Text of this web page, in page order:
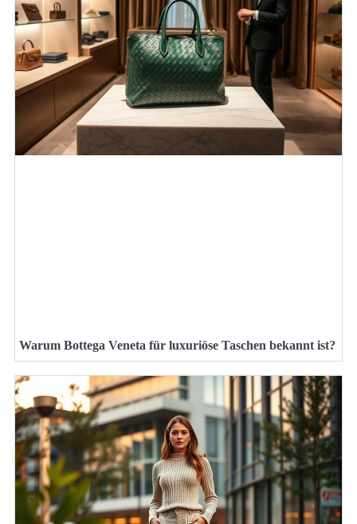
Warum Bottega Veneta für luxuriöse Taschen bekannt ist?